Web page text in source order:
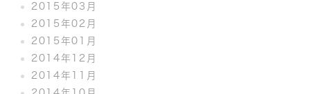
2015年03月
2015年02月
2015年01月
2014年12月
2014年11月